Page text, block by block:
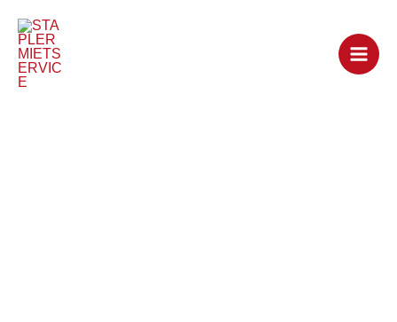
Inhalt
springen